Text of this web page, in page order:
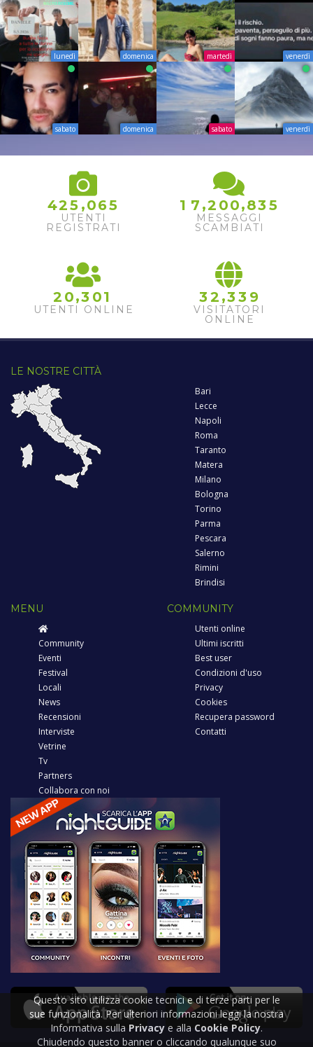
lunedì domenica martedì venerdì
sabato domenica sabato venerdì
425 ,065
UTENTI
REGISTRATI
1 7 ,2 00,83 5
6
MESSAGGI
SCAMBIATI
2 0,3 01
UTENTI ONLINE
32 ,33 9
VISITATORI
ONLINE
LE NOSTRE CITTÀ
Bari
Lecce
Napoli
Roma
Taranto
Matera
Milano
Bologna
Torino
Parma
Pescara
Salerno
Rimini
Brindisi
MENU
Community
Eventi
Festival
Locali
News
Recensioni
Interviste
Vetrine
Tv
Partners
Collabora con noi
COMMUNITY
Utenti online
Ultimi iscritti
Best user
Condizioni d'uso
Privacy
Cookies
Recupera password
Contatti
Questo sito utilizza cookie tecnici e di terze parti per le
sue funzionalità. Per ulteriori informazioni leggi la nostra
Informativa sulla Privacy e alla Cookie Policy.
Chiudendo questo banner o cliccando qualunque suo